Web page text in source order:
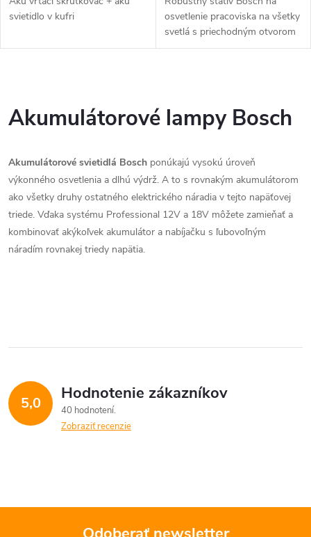
svietidlo v kufri
osvetlenie pracoviska na všetky
svetlá s priechodným otvorom
so závitom 5/8"
v
á
d
a
c
p
v
k
ý
Akumulátorové lampy Bosch
Akumulátorové svietidlá Bosch ponúkajú vysokú úroveň
výkonného osvetlenia a dlhú výdrž. A to s rovnakým akumulátorom
ako všetky druhy ostatného elektrického náradia v tejto napäťovej
triede. Vďaka systému Professional 12V a 18V môžete zamieňať a
kombinovať akýkoľvek akumulátor a nabíjačku s ľubovoľným
náradím rovnakej triedy napätia.
5,0 Hodnotenie zákazníkov
40 hodnotení
Zobraziť recenzie